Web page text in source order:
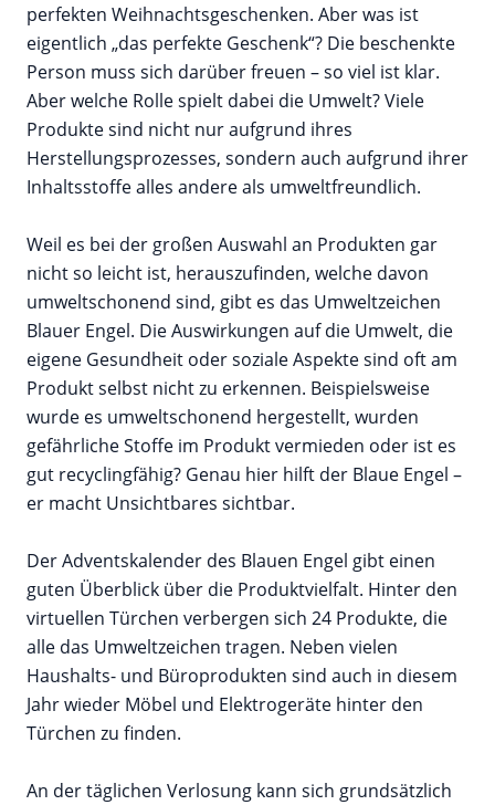
perfekten Weihnachtsgeschenken. Aber was ist
eigentlich „das perfekte Geschenk“? Die beschenkte
Person muss sich darüber freuen – so viel ist klar.
Aber welche Rolle spielt dabei die Umwelt? Viele
Produkte sind nicht nur aufgrund ihres
Herstellungsprozesses, sondern auch aufgrund ihrer
Inhaltsstoffe alles andere als umweltfreundlich.
Weil es bei der großen Auswahl an Produkten gar
nicht so leicht ist, herauszufinden, welche davon
umweltschonend sind, gibt es das Umweltzeichen
Blauer Engel. Die Auswirkungen auf die Umwelt, die
eigene Gesundheit oder soziale Aspekte sind oft am
Produkt selbst nicht zu erkennen. Beispielsweise
wurde es umweltschonend hergestellt, wurden
gefährliche Stoffe im Produkt vermieden oder ist es
gut recyclingfähig? Genau hier hilft der Blaue Engel –
er macht Unsichtbares sichtbar.
Der Adventskalender des Blauen Engel gibt einen
guten Überblick über die Produktvielfalt. Hinter den
virtuellen Türchen verbergen sich 24 Produkte, die
alle das Umweltzeichen tragen. Neben vielen
Haushalts- und Büroprodukten sind auch in diesem
Jahr wieder Möbel und Elektrogeräte hinter den
Türchen zu finden.
An der täglichen Verlosung kann sich grundsätzlich